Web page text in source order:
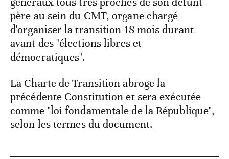
père au sein du CMT, organe chargé
d'organiser la transition 18 mois durant
avant des "élections libres et
démocratiques".
La Charte de Transition abroge la
précédente Constitution et sera exécutée
comme "loi fondamentale de la République",
selon les termes du document.